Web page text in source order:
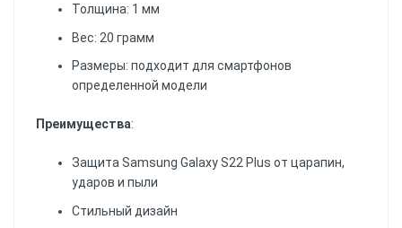
Толщина: 1 мм
Вес: 20 грамм
Размеры: подходит для смартфонов
определенной модели
Преимущества:
Защита Samsung Galaxy S22 Plus от царапин,
ударов и пыли
Стильный дизайн